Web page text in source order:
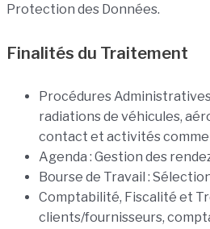
Protection des Données.
Finalités du Traitement
Procédures
radiations de véhicules,
contact et activités
Agenda : Gestion des
Bourse de Travail :
Comptabilité, Fiscalité et
clients/fournisseurs,